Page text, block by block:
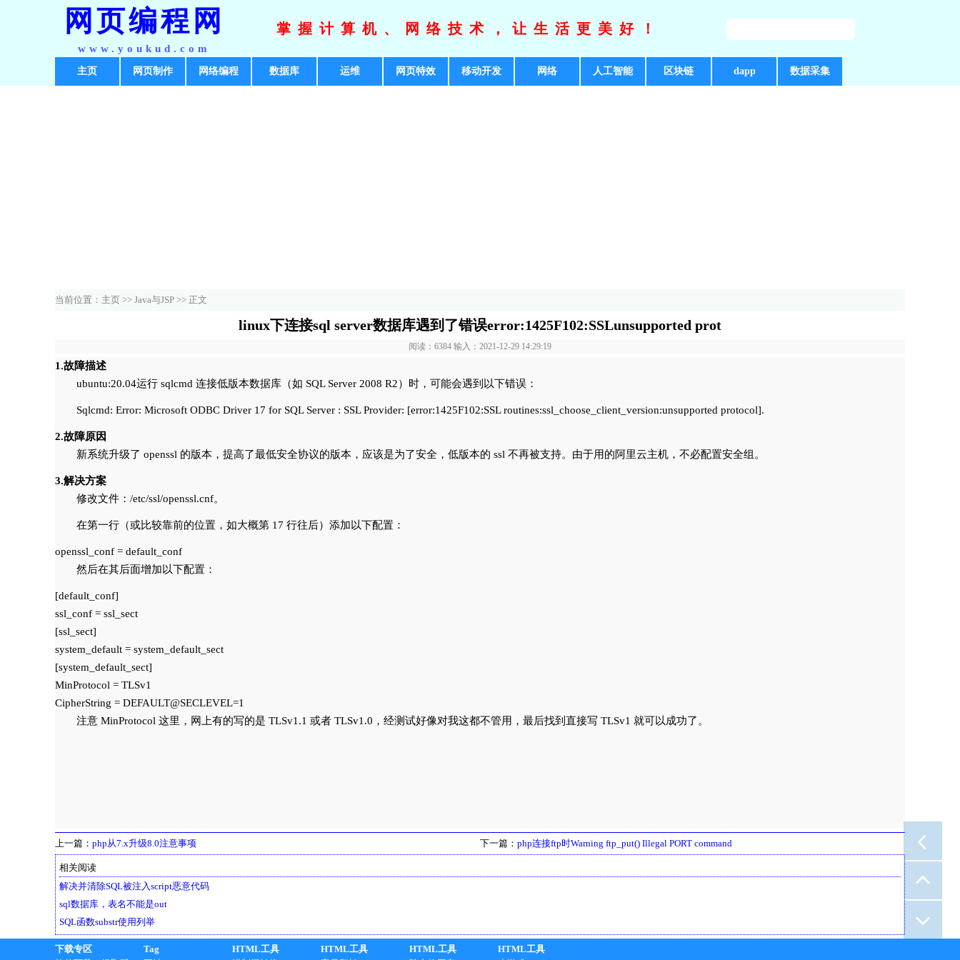
网页编程网
www.youkud.com
掌握计算机、网络技术，让生活更美好！
主页 网页制作 网络编程 数据库 运维 网页特效 移动开发 网络 人工智能 区块链 dapp 数据采集
当前位置： 主页 >> Java与JSP >> 正文
linux下连接sql server数据库遇到了错误error:1425F102:SSLunsupported prot
阅读：6384 输入：2021-12-29 14:29:19
1.故障描述
ubuntu:20.04运行 sqlcmd 连接低版本数据库（如 SQL Server 2008 R2）时，可能会遇到以下错误：
Sqlcmd: Error: Microsoft ODBC Driver 17 for SQL Server : SSL Provider: [error:1425F102:SSL routines:ssl_choose_client_version:unsupported protocol].
2.故障原因
新系统升级了 openssl 的版本，提高了最低安全协议的版本，应该是为了安全，低版本的 ssl 不再被支持。由于用的阿里云主机，不必配置安全组。
3.解决方案
修改文件：/etc/ssl/openssl.cnf。
在第一行（或比较靠前的位置，如大概第 17 行往后）添加以下配置：
然后在其后面增加以下配置：
[default_conf]
ssl_conf = ssl_sect
[ssl_sect]
system_default = system_default_sect
[system_default_sect]
MinProtocol = TLSv1
注意 MinProtocol 这里，网上有的写的是 TLSv1.1 或者 TLSv1.0，经测试好像对我这都不管用，最后找到直接写 TLSv1 就可以成功了。
上一篇： php从7.x升级8.0注意事项 下一篇： php连接ftp时Warning ftp_put() Illegal PORT command
相关阅读
解决并清除SQL被注入script恶意代码
sql数据库，表名不能是out
SQL函数substr使用列举
下载专区
Tag
HTML工具
HTML工具
HTML工具
HTML工具